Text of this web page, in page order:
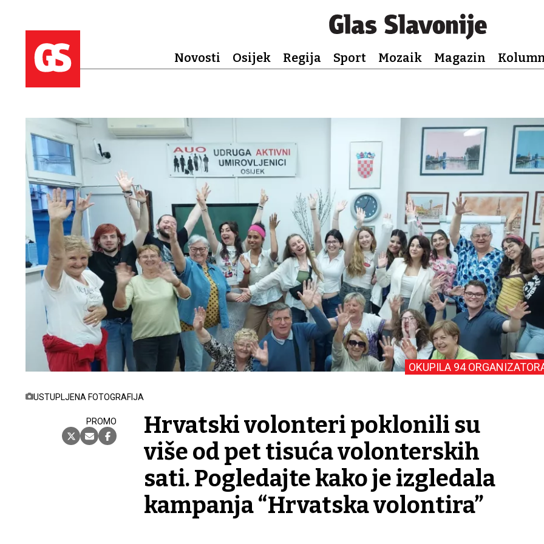
Novosti Osijek Regija Sport Mozaik Magazin
USTUPLJENA FOTOGRAFIJA
PROMO
OKUPILA 94
Hrvatski volonteri poklonili su
više od pet tisuća volonterskih
sati. Pogledajte kako je izgledala
kampanja “Hrvatska volontira”